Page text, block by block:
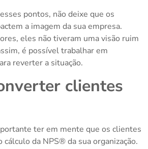
pontos, não deixe que os
a imagem da sua empresa.
eles não tiveram uma visão ruim
é possível trabalhar em
reverter a situação.
clientes
ter em mente que os clientes
da NPS® da sua organização.